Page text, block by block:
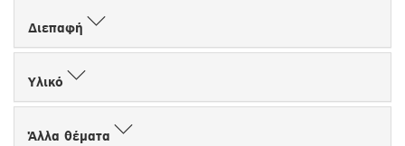
Διεπαφή
Υλικό
Άλλα θέματα